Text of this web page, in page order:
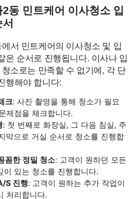
동 민트케어 이사청소 입
서 민트케어의 이사청소 및 입
은 순서로 진행됩니다. 이사나 입
소로는 만족할 수 없기에, 각 단
행해야 합니다:
크: 사진 촬영을 통해 청소가 필요
제점을 체크합니다.
: 첫 번째로 화장실, 그 다음 침실, 주
막으로 거실 순서로 청소를 진행합
꼼한 정밀 청소: 고객이 원하던 모든
이 있는 청소를 진행합니다.
S 진행: 고객이 원하는 추가 작업이
처리합니다.